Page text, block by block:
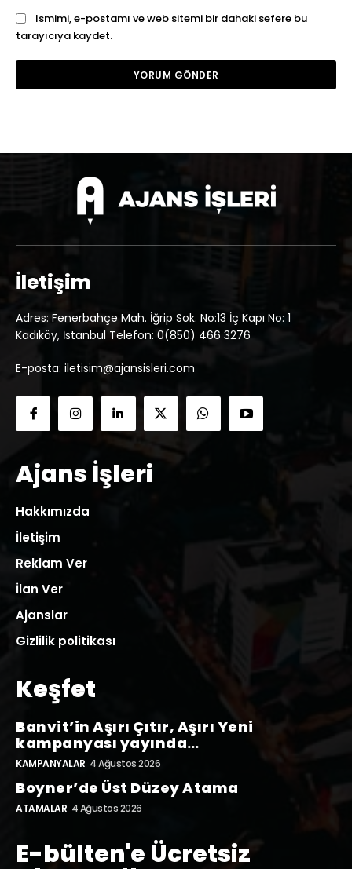
Ismimi, e-postamı ve web sitemi bir dahaki sefere bu
tarayıcıya kaydet.
İletişim
Adres: Fenerbahçe Mah. İğrip Sok. No:13 İç Kapı No: 1
Kadıköy, İstanbul Telefon: 0(850) 466 3276
E-posta: iletisim@ajansisleri.com
Ajans İşleri
Hakkımızda
İletişim
Reklam Ver
İlan Ver
Ajanslar
Gizlilik politikası
Keşfet
Banvit’in Aşırı Çıtır, Aşırı Yeni
kampanyası yayında…
KAMPANYALAR 4 Ağustos 2026
Boyner’de Üst Düzey Atama
ATAMALAR 4 Ağustos 2026
E-bülten'e Ücretsiz